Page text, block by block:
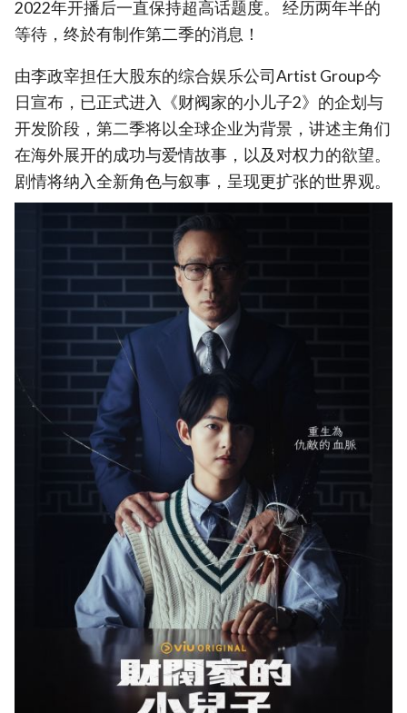
2022年开播后一直保持超高话题度。 经历两年半的
等待，终於有制作第二季的消息！
由李政宰担任大股东的综合娱乐公司Artist Group今
日宣布，已正式进入《财阀家的小儿子2》的企划与
开发阶段，第二季将以全球企业为背景，讲述主角们
在海外展开的成功与爱情故事，以及对权力的欲望。
剧情将纳入全新角色与叙事，呈现更扩张的世界观。